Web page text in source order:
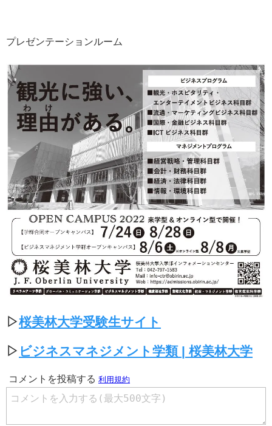
プレゼンテーションルーム
▷桜美林大学受験生サイト
▷ ビジネスマネジメント学類 | 桜美林大学